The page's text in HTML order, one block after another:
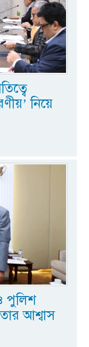
নিয়ে
পুলিশ
আশ্বাস